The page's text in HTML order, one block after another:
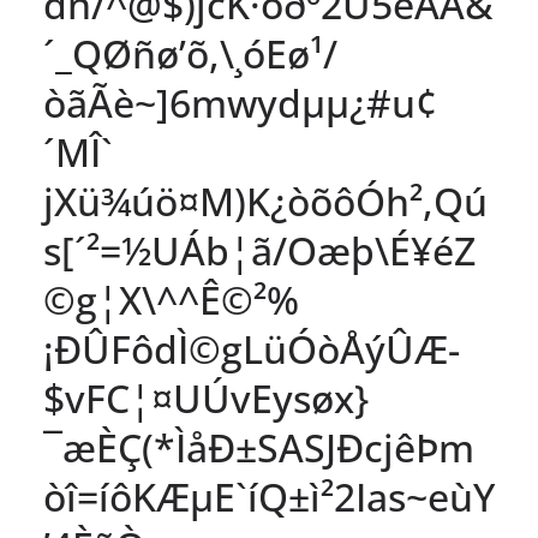
´_QØñø’õ,\¸óEø¹/
òãÃè~]6mwydµµ¿#u¢
´MÎ`
jXü¾úö¤M)K¿òõôÓh²,Qú
s[´²=½UÁb¦ã/Oæþ\É¥éZ
©g¦X\^^Ê©²%
¡ÐÛFôdÌ©gLüÓòÅýÛÆ­
$vFC¦¤UÚvEysøx}
¯æÈÇ(*ÌåÐ±SASJÐcjêÞm
òî=íôKÆµE`íQ±ì²2Ias~eùY